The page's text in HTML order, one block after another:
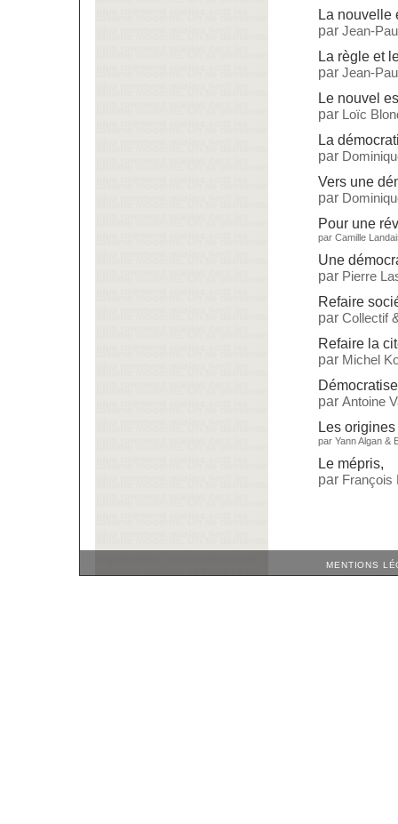
La nouvelle
par Jean-
La règle et
par Jean-
Le nouvel
par Loïc
La
par
Vers une
par
Pour une
par Camille
Une
par Pierre
Refaire
par Collectif
Refaire la
par Michel
par Antoine
Les
par Yann Algan &
Le mépris,
par François
MENTIONS